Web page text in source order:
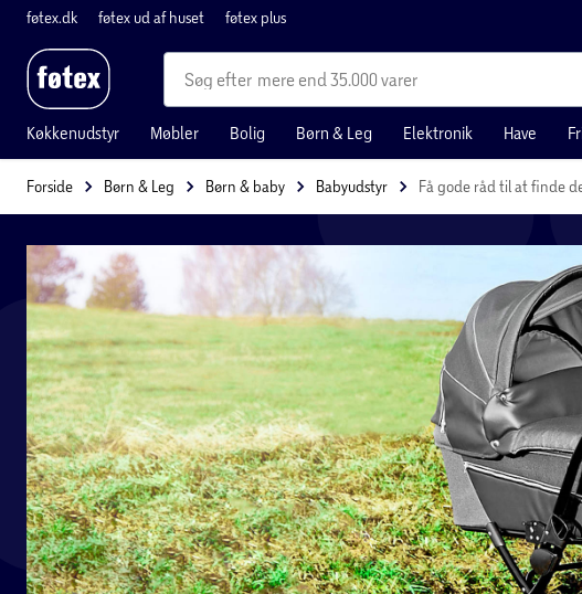
føtex.dk føtex ud af huset føtex plus
mere end 35.000 varer
Køkkenudstyr Møbler Bolig Børn & Leg Elektronik Have
Forside Børn & Leg Børn & baby Babyudstyr Få gode råd til at finde